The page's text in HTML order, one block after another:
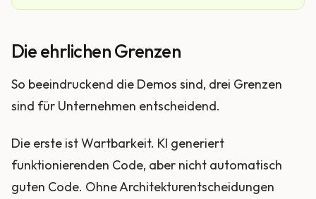
Die ehrlichen Grenzen
So beeindruckend die Demos sind, drei Grenzen
sind für Unternehmen entscheidend.
Die erste ist Wartbarkeit. KI generiert
funktionierenden Code, aber nicht automatisch
guten Code. Ohne Architekturentscheidungen